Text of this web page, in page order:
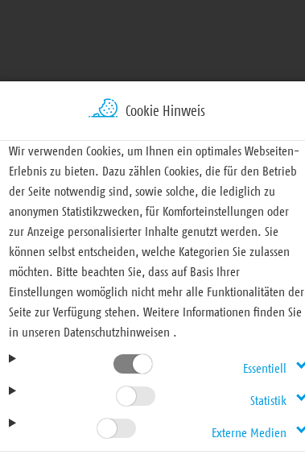
Termine Materialien
Cookie Hinweis
Wir verwenden Cookies, um Ihnen ein optimales Webseiten-
Erlebnis zu bieten. Dazu zählen Cookies, die für den Betrieb
der Seite notwendig sind, sowie solche, die lediglich zu
anonymen Statistikzwecken, für Komforteinstellungen oder
zur Anzeige personalisierter Inhalte genutzt werden. Sie
können selbst entscheiden, welche Kategorien Sie zulassen
möchten. Bitte beachten Sie, dass auf Basis Ihrer
Einstellungen womöglich nicht mehr alle Funktionalitäten der
Seite zur Verfügung stehen. Weitere Informationen finden Sie
in unseren Datenschutzhinweisen .
Essentiell
Statistik
Externe Medien